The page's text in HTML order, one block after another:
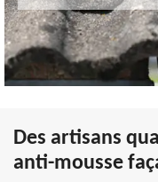
Des artisans
anti-mousse